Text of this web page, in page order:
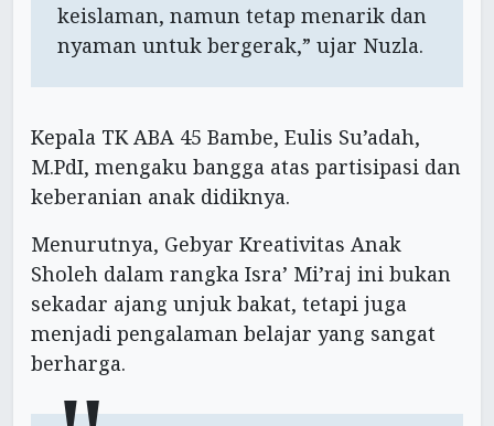
keislaman, namun tetap menarik dan
nyaman untuk bergerak,” ujar Nuzla.
Kepala TK ABA 45 Bambe, Eulis Su’adah,
M.PdI, mengaku bangga atas partisipasi dan
keberanian anak didiknya.
Menurutnya, Gebyar Kreativitas Anak
Sholeh dalam rangka Isra’ Mi’raj ini bukan
sekadar ajang unjuk bakat, tetapi juga
menjadi pengalaman belajar yang sangat
berharga.